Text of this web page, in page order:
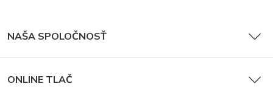
NAŠA SPOLOČNOSŤ
ONLINE TLAČ